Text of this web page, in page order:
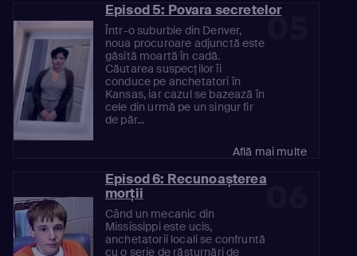
05
Episod 5: Povara secretelor
Într-o suburbie din Denver,
noua procuroare adjunctă este
găsită moartă în cadă.
Căutarea suspecților îi
conduce pe anchetatori în
Kansas, iar cazul se bazează în
cele din urmă pe un singur fir
de păr...
Află mai multe
06
Episod 6: Recunoașterea
morții
Când un mecanic din
Mississippi este ucis,
anchetatorii locali se confruntă
cu o serie de răsturnări de